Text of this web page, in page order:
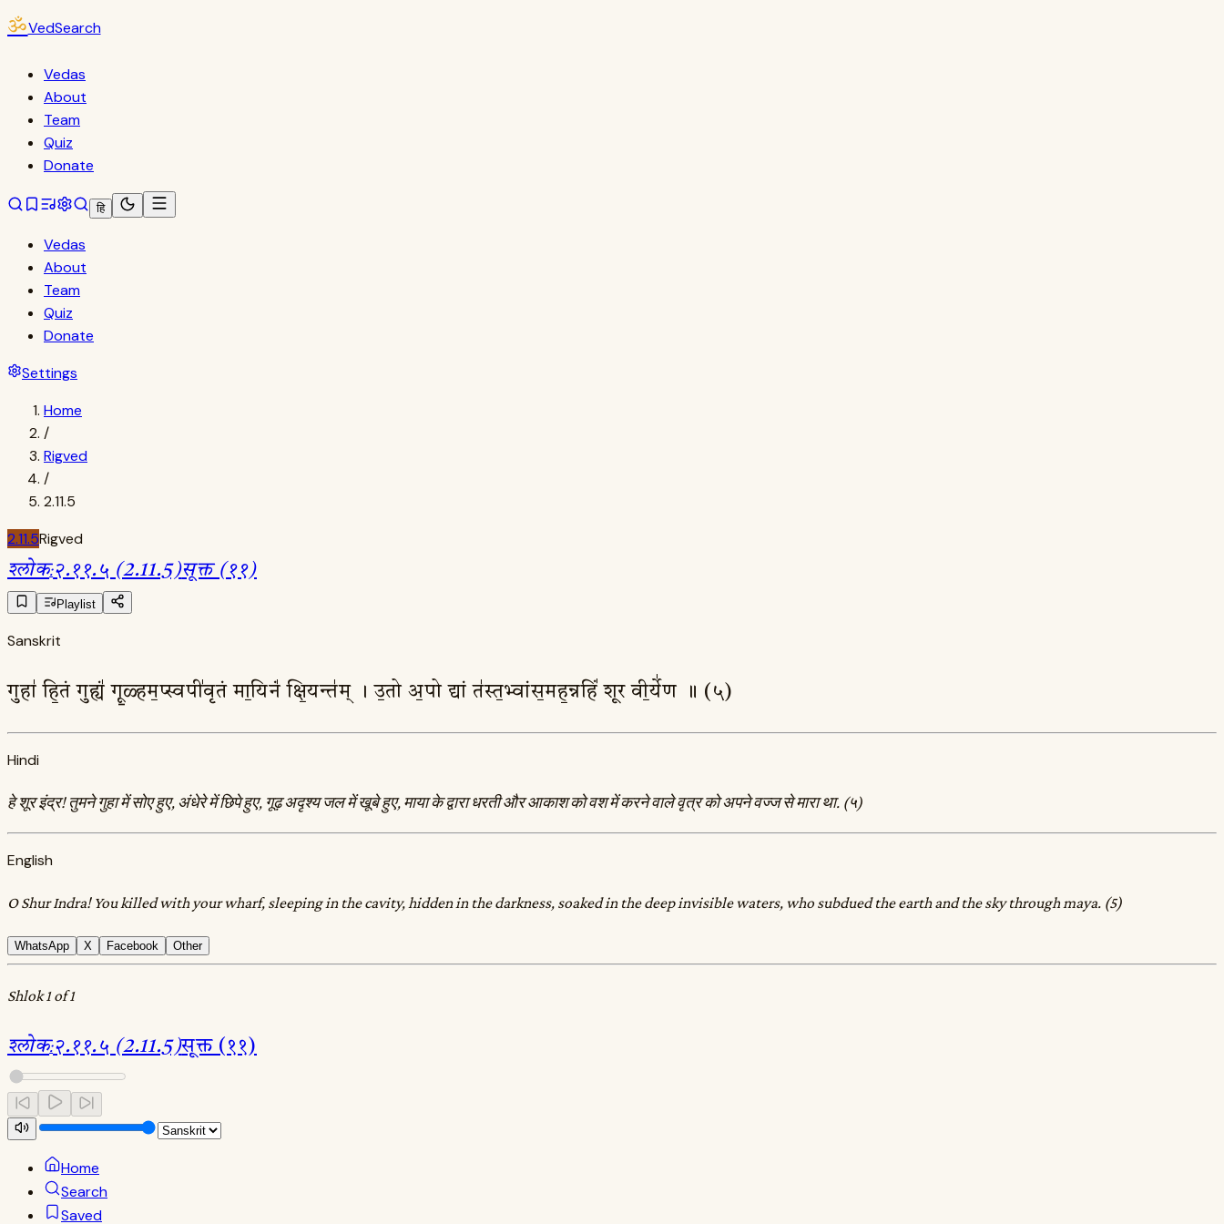
ॐVedSearch
Vedas
About
Team
Quiz
Donate
हि
Vedas
About
Team
Quiz
Donate
Settings
Home
/
Rigved
/
2.11.5
2.11.5Rigved
श्लोक:२.११.५ (2.11.5)सूक्त (११)
Playlist
Sanskrit
गुहा॑ हि॒तं गुह्यं॑ गू॒ळ्हम॒प्स्वपी॑वृतं मा॒यिनं॑ क्षि॒यन्त॑म् । उ॒तो अ॒पो द्यां त॑स्त॒भ्वांस॒मह॒न्नहिं॑ शूर वी॒र्ये॑ण ॥ (५)
Hindi
हे शूर इंद्र! तुमने गुहा में सोए हुए, अंधेरे में छिपे हुए, गूढ़ अदृश्य जल में खूबे हुए, माया के द्वारा धरती और आकाश को वश में करने वाले वृत्र को अपने वज्ज से मारा था. (५)
English
O Shur Indra! You killed with your wharf, sleeping in the cavity, hidden in the darkness, soaked in the deep invisible waters, who subdued the earth and the sky through maya. (5)
WhatsApp X Facebook Other
Shlok 1 of 1
श्लोक:२.११.५ (2.11.5)सूक्त (११)
Home
Search
Saved